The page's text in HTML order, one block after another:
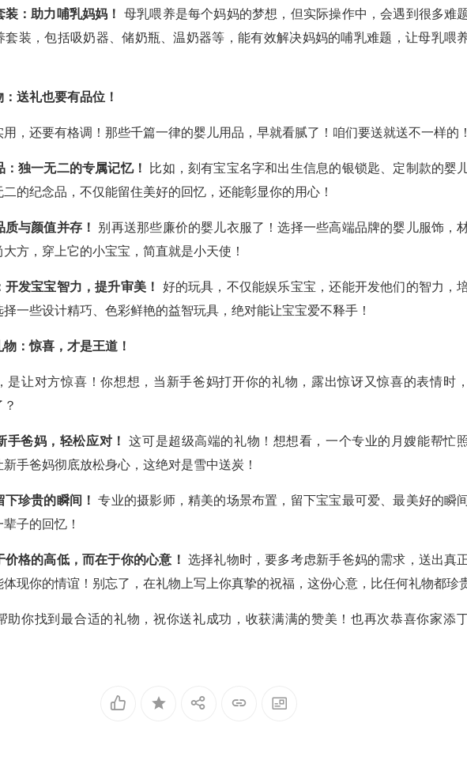
：助力哺乳妈妈！ 母乳喂养是每个妈妈的梦想，但实际操作中，会遇到很多难
套装，包括吸奶器、储奶瓶、温奶器等，能有效解决妈妈的哺乳难题，让母乳喂
送礼也要有品位！
，还要有格调！那些千篇一律的婴儿用品，早就看腻了！咱们要送就送不一样的！
独一无二的专属记忆！
比如，刻有宝宝名字和出生信息的银锁匙、定制款的婴
的纪念品，不仅能留住美好的回忆，还能彰显你的用心！
与颜值并存！ 别再送那些廉价的婴儿衣服了！选择一些高端品牌的婴儿服饰，
方，穿上它的小宝宝，简直就是小天使！
发宝宝智力，提升审美！ 好的玩具，不仅能娱乐宝宝，还能开发他们的智力，
一些设计精巧、色彩鲜艳的益智玩具，绝对能让宝宝爱不释手！
：惊喜，才是王道！
是让对方惊喜！你想想，当新手爸妈打开你的礼物，露出惊讶又惊喜的表情时
手爸妈，轻松应对！这可是超级高端的礼物！想想看，一个专业的月嫂能帮忙
手爸妈彻底放松身心，这绝对是雪中送炭！
下珍贵的瞬间！专业的摄影师，精美的场景布置，留下宝宝最可爱、最美好的瞬
子的回忆！
格的高低，而在于你的心意！ 选择礼物时，要多考虑新手爸妈的需求，送出真
现你的情谊！别忘了，在礼物上写上你真挚的祝福，这份心意，比任何礼物都珍
助你找到最合适的礼物，祝你送礼成功，收获满满的赞美！也再次恭喜你家添